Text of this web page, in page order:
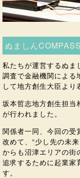
ぬましん
私たちが運営するぬま
調査で金融機関による
して地方創生大臣より
坂本哲志地方創生担当
が行われました。
関係者一同、今回の受
改めて、“少し先の未
からも沼津エリアの街
追求するために起業家
す。